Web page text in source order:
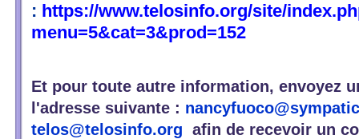
: https://www.telosinfo.org/site/
menu=5&cat=3&prod=152
Et pour toute autre information, envoyez
l'adresse suivante :
telos@telosinfo.org afin de recevoir un